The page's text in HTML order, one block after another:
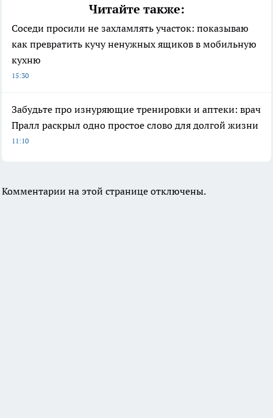
Читайте также:
Соседи просили не захламлять участок: показываю
как превратить кучу ненужных ящиков в мобильную
кухню
15:30
Забудьте про изнуряющие тренировки и аптеки: врач
Пралл раскрыл одно простое слово для долгой жизни
11:10
Комментарии на этой странице отключены.